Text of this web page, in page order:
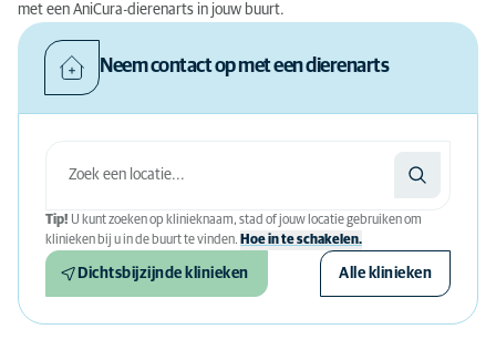
met een AniCura-dierenarts in jouw buurt.
Neem contact op met een dierenarts
Tip! U kunt zoeken op klinieknaam, stad of jouw locatie gebruiken om
klinieken bij u in de buurt te vinden. Hoe in te schakelen.
Dichtsbijzijnde klinieken Alle klinieken